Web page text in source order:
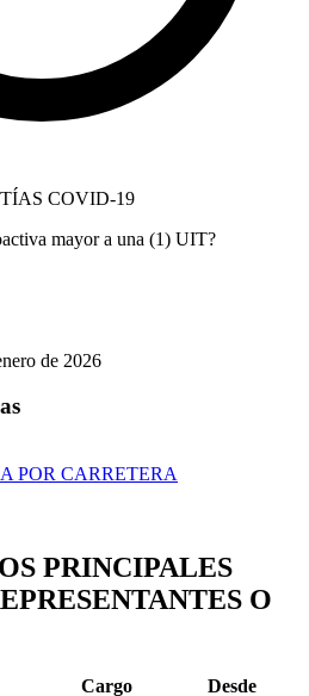
COVID-19
mayor a una (1) UIT?
de 2026
POR CARRETERA
PRINCIPALES
O
Cargo Desde